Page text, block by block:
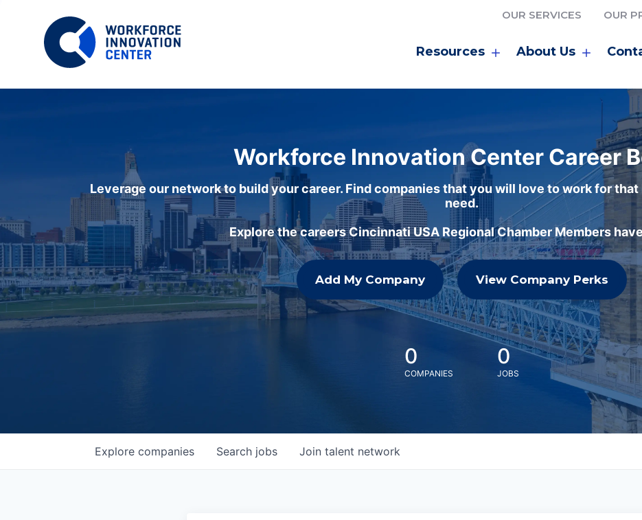
OUR SERVICES OUR
Resources About Us
Workforce Innovation Center Career
Leverage our network to build your career. Find companies that you will love to work for
need.
Explore the careers Cincinnati USA Regional Chamber Members
Add My Company View Company Perks
0
COMPANIES
0
JOBS
Search jobs
Explore companies Join talent network